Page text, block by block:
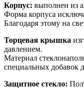
Корпус: выполнен из
Форма корпуса
Благодаря этому на
Торцевая крышка
давлением.
Материал
специальных добавок
Защитное стекло: